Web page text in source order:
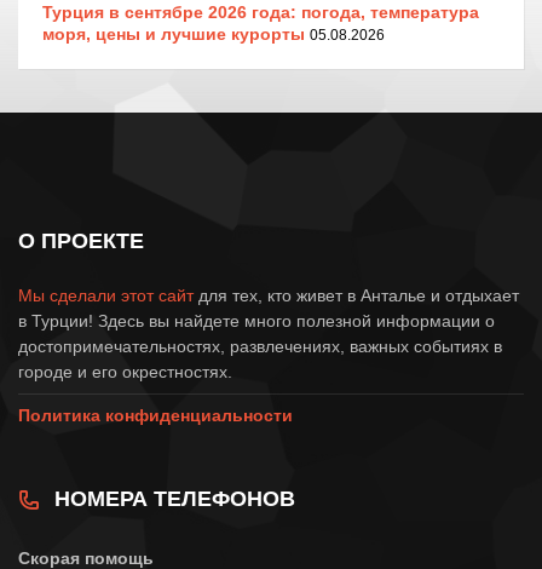
Турция в сентябре 2026 года: погода, температура
моря, цены и лучшие курорты 05.08.2026
О ПРОЕКТЕ
Мы сделали этот сайтдля тех, кто живет в Анталье и отдыхает
в Турции! Здесь вы найдете много полезной информации о
достопримечательностях, развлечениях, важных событиях в
городе и его окрестностях.
Политика конфиденциальности
НОМЕРА ТЕЛЕФОНОВ
Скорая помощь